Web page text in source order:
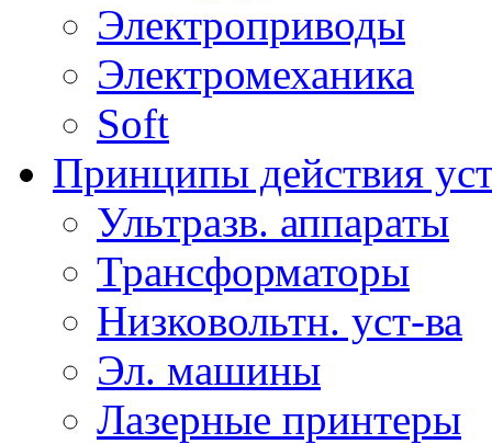
Электроприводы
Электромеханика
Soft
Принципы действия
Ультразв. аппараты
Трансформаторы
Низковольтн. уст-ва
Эл. машины
Лазерные принтеры